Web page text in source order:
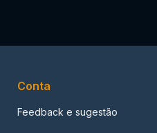
Conta
Feedback e sugestão